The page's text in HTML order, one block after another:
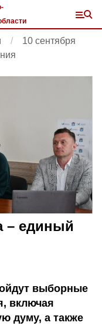
10 сентября
– единый
выборные
включая
думу, а также